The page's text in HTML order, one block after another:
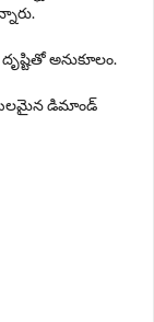
అనుకూలం.
బలమైన డిమాండ్